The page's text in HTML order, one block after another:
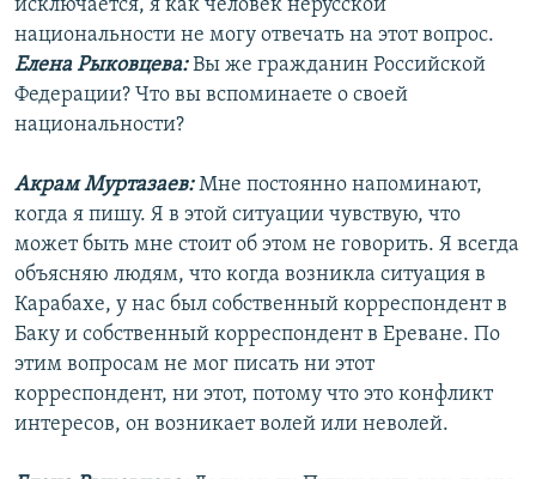
исключается, я как человек нерусской
национальности не могу отвечать на этот вопрос.
Елена Рыковцева:Вы же гражданин Российской
Федерации? Что вы вспоминаете о своей
национальности?
Акрам Муртазаев:Мне постоянно напоминают,
когда я пишу. Я в этой ситуации чувствую, что
может быть мне стоит об этом не говорить. Я всегда
объясняю людям, что когда возникла ситуация в
Карабахе, у нас был собственный корреспондент в
Баку и собственный корреспондент в Ереване. По
этим вопросам не мог писать ни этот
корреспондент, ни этот, потому что это конфликт
интересов, он возникает волей или неволей.